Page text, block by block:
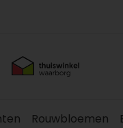
Rouwbloemen